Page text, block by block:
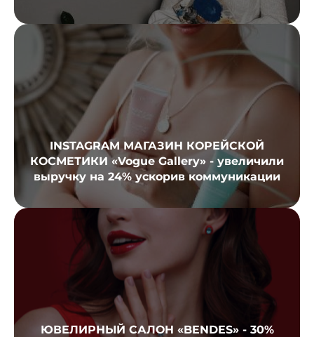
INSTAGRAM МАГАЗИН КОРЕЙСКОЙ
КОСМЕТИКИ «Vogue Gallery» - увеличили
выручку на 24% ускорив коммуникации
ЮВЕЛИРНЫЙ САЛОН «BENDES» - 30%